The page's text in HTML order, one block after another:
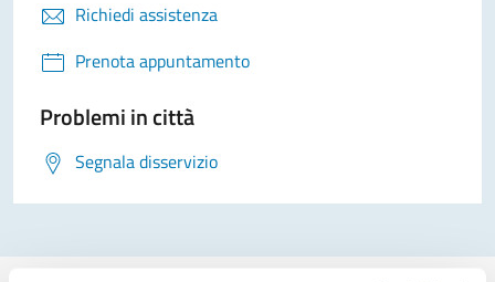
Richiedi assistenza
Prenota appuntamento
Problemi in città
Segnala disservizio